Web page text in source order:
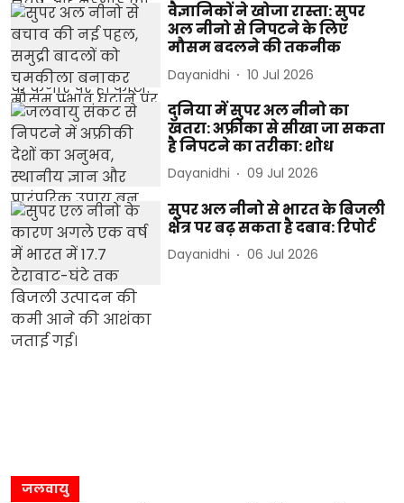
वैज्ञानिकों ने खोजा रास्ता: सुपर
अल नीनो से निपटने के लिए
मौसम बदलने की तकनीक
Dayanidhi 10 Jul 2026
दुनिया में सुपर अल नीनो का
खतरा: अफ्रीका से सीखा जा सकता
है निपटने का तरीका: शोध
Dayanidhi 09 Jul 2026
सुपर अल नीनो से भारत के बिजली
क्षेत्र पर बढ़ सकता है दबाव: रिपोर्ट
Dayanidhi 06 Jul 2026
जलवायु